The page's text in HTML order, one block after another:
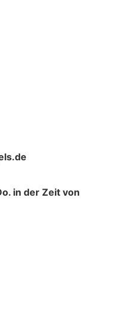
in der Zeit von